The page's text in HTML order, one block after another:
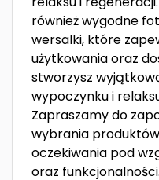
również wygodne
wersalki, które
użytkowania oraz
stworzysz
wypoczynku i
Zapraszamy do
wybrania
oczekiwania pod
oraz